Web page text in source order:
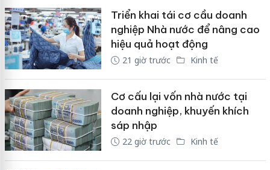
Triển khai tái cơ cầu doanh
nghiệp Nhà nước để nâng cao
hiệu quả hoạt động
21 giờ trước Kinh tế
Cơ cấu lại vốn nhà nước tại
doanh nghiệp, khuyến khích
sáp nhập
22 giờ trước Kinh tế